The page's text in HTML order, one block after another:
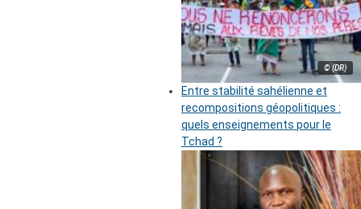
© (DR)
Entre stabilité sahélienne et
recompositions géopolitiques :
quels enseignements pour le
Tchad ?